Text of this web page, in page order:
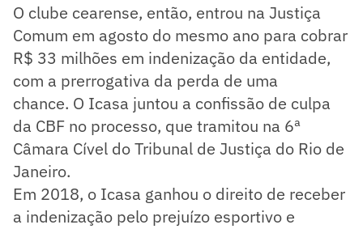
O clube cearense, então, entrou na Justiça
Comum em agosto do mesmo ano para cobrar
R$ 33 milhões em indenização da entidade,
com a prerrogativa da perda de uma
chance. O Icasa juntou a confissão de culpa
da CBF no processo, que tramitou na 6ª
Câmara Cível do Tribunal de Justiça do Rio de
Janeiro.
Em 2018, o Icasa ganhou o direito de receber
a indenização pelo prejuízo esportivo e